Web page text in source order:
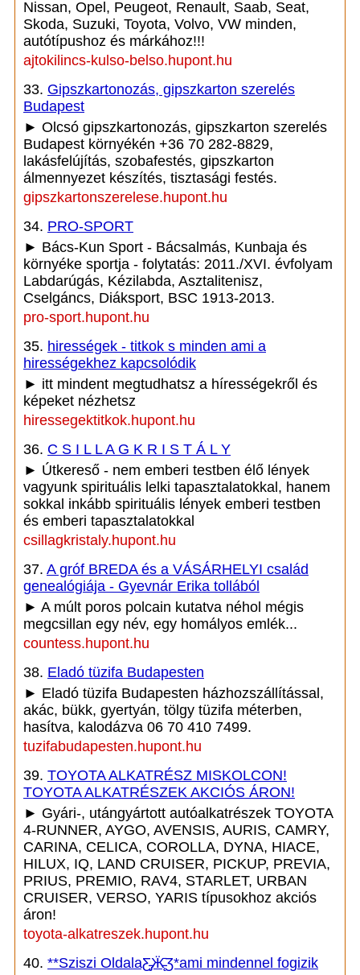
Nissan, Opel, Peugeot, Renault, Saab, Seat,
Skoda, Suzuki, Toyota, Volvo, VW minden,
autótípushoz és márkához!!!
ajtokilincs-kulso-belso.hupont.hu
33. Gipszkartonozás, gipszkarton szerelés
Budapest
► Olcsó gipszkartonozás, gipszkarton szerelés
Budapest környékén +36 70 282-8829,
lakásfelújítás, szobafestés, gipszkarton
álmennyezet készítés, tisztasági festés.
gipszkartonszerelese.hupont.hu
34. PRO-SPORT
► Bács-Kun Sport - Bácsalmás, Kunbaja és
környéke sportja - folytatás: 2011./XVI. évfolyam
Labdarúgás, Kézilabda, Asztalitenisz,
Cselgáncs, Diáksport, BSC 1913-2013.
pro-sport.hupont.hu
35. hirességek - titkok s minden ami a
hirességekhez kapcsolódik
► itt mindent megtudhatsz a hírességekről és
képeket nézhetsz
hiressegektitkok.hupont.hu
36. C S I L L A G K R I S T Á L Y
► Útkereső - nem emberi testben élő lények
vagyunk spirituális lelki tapasztalatokkal, hanem
sokkal inkább spirituális lények emberi testben
és emberi tapasztalatokkal
csillagkristaly.hupont.hu
37. A gróf BREDA és a VÁSÁRHELYI család
genealógiája - Gyevnár Erika tollából
► A múlt poros polcain kutatva néhol mégis
megcsillan egy név, egy homályos emlék...
countess.hupont.hu
38. Eladó tüzifa Budapesten
► Eladó tüzifa Budapesten házhozszállítással,
akác, bükk, gyertyán, tölgy tüzifa méterben,
hasítva, kalodázva 06 70 410 7499.
tuzifabudapesten.hupont.hu
39. TOYOTA ALKATRÉSZ MISKOLCON!
TOYOTA ALKATRÉSZEK AKCIÓS ÁRON!
► Gyári-, utángyártott autóalkatrészek TOYOTA
4-RUNNER, AYGO, AVENSIS, AURIS, CAMRY,
CARINA, CELICA, COROLLA, DYNA, HIACE,
HILUX, IQ, LAND CRUISER, PICKUP, PREVIA,
PRIUS, PREMIO, RAV4, STARLET, URBAN
CRUISER, VERSO, YARIS típusokhoz akciós
áron!
toyota-alkatreszek.hupont.hu
40. **Sziszi OldalaƸ̵̡Ӝ̵̨̄Ʒ*ami mindennel fogizik